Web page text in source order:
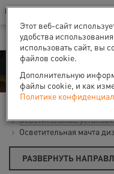
Ваш город:Псков
В Вашем регионе нет наших
Аренда
Осветительные
Осветительная мачта
РАЗВЕРНУТЬ
Этот веб-сайт
удобства
использовать сайт, вы
файлов cookie.
Дополнительную
файлы cookie, и как
Политике